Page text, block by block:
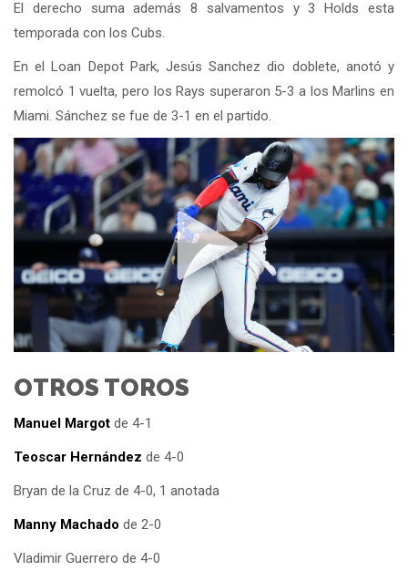
El derecho suma además 8 salvamentos y 3 Holds esta
temporada con los Cubs.
En el Loan Depot Park, Jesús Sanchez dio doblete, anotó y
remolcó 1 vuelta, pero los Rays superaron 5-3 a los Marlins en
Miami. Sánchez se fue de 3-1 en el partido.
OTROS TOROS
Manuel Margot de 4-1
Teoscar Hernández de 4-0
Bryan de la Cruz de 4-0, 1 anotada
Manny Machado de 2-0
Vladimir Guerrero de 4-0